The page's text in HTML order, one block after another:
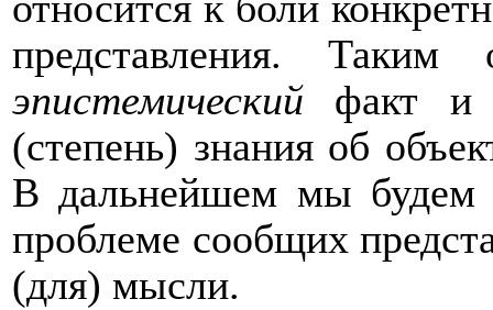
представления. Таким
эпистемический факт и
(степень) знания об
В дальнейшем мы будем
проблеме сообщих
(для) мысли.